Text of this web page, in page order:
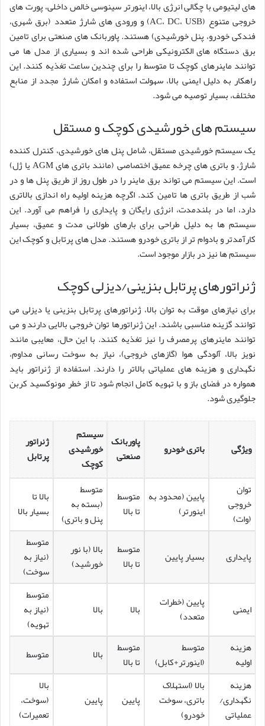
های لیتیومی با چگالی انرژی بالا، اینورتر سینوسی خالص داخلی، پورت های
خروجی متنوع (AC، DC، USB) و ورودی های شارژ متعدد (برق شهری،
فندکی خودرو، پنل خورشیدی) هستند. پاوربانک های صنعتی برای تامین
برق دستگاه های الکترونیکی طراحی شده اند و بسیاری از مدل ها می
توانند ماینرهای کوچک تا متوسط را برای چندین ساعت تغذیه کنند. این
راهکار به دلیل ایمنی بالا، سهولت استفاده و امکان شارژ مجدد از منابع
مختلف، بسیار توصیه می شود.
سیستم های خورشیدی کوچک و مستقل
یک سیستم خورشیدی مستقل، شامل پنل های خورشیدی، کنترل کننده
شارژ، و باتری های چرخه عمیق اختصاصی (مانند باتری های AGM یا ژل)
است. این سیستم می تواند برق ماینر را در طول روز از طریق پنل ها و در
شب از طریق باتری ها تامین کند. اگرچه هزینه اولیه راه اندازی بالاتری
دارد، اما در بلندمدت، انرژی رایگان و پایداری را فراهم می آورد. این
سیستم ها به دلیل طراحی برای بارهای طولانی مدت و عمیق، بسیار
کارآمدتر و بادوام تر از باتری خودرو هستند. مدل های پرتابل و کوچک این
سیستم ها نیز در بازار موجود است.
ژنراتورهای پرتابل بنزینی/دیزلی کوچک
برای نیازهای موقت به توان بالا، ژنراتورهای پرتابل بنزینی یا دیزلی می
توانند گزینه مناسبی باشند. این ژنراتورها توان خروجی بالایی دارند و می
توانند ماینرهای پرمصرف را نیز تغذیه کنند. با این حال، معایبی مانند
نویز بالا، آلودگی هوا (گازهای خروجی)، نیاز به سوخت رسانی مداوم،
نگهداری و هزینه های عملیاتی بالاتر را دارند. استفاده از ژنراتور باید
همواره در فضای باز و با تهویه کامل انجام شود تا از خطر مونوکسید کربن
جلوگیری شود.
ویژگی باتری خودرو
پاوربانک
صنعتی
سیستم
خورشیدی
کوچک
ژنراتور
پرتابل
توان
خروجی
(وات)
پایین (محدود به
اینورتر)
متوسط
تا بالا
متوسط
(بسته به
پنل و باتری)
بالا تا
بسیار بالا
پایداری بسیار پایین
متوسط
تا بالا
بالا (با نور
خورشید)
متوسط
(نیاز به
سوخت)
ایمنی
پایین (خطرات
متعدد)
بالا بالا
متوسط
(نیاز به
تهویه)
هزینه
اولیه
متوسط
(اینورتر+کابل)
متوسط
تا بالا
بالا
متوسط
هزینه
نگهداری/
عملیاتی
بالا (استهلاک
باتری، سوخت
خودرو)
پایین پایین
بالا
(سوخت،
تعمیرات)